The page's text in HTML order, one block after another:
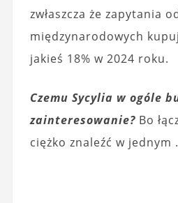
zwłaszcza że zapytania
międzynarodowych
jakieś 18% w 2024 roku.
Czemu Sycylia w ogóle
zainteresowanie?Bo
ciężko znaleźć w jednym